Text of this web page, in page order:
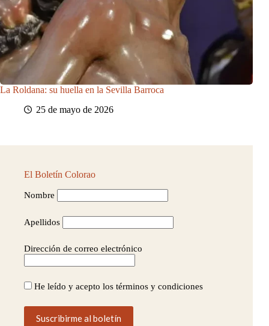
La Roldana: su huella en la Sevilla Barroca
25 de mayo de 2026
El Boletín Colorao
Nombre
Apellidos
Dirección de correo electrónico
He leído y acepto los términos y condiciones